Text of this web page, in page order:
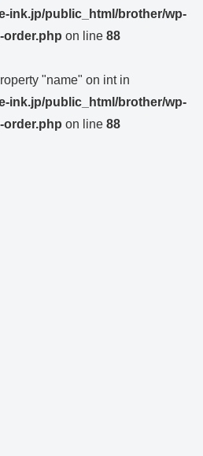
ink.jp/public_html/brother/wp-
on line 88
"name" on int in
ink.jp/public_html/brother/wp-
on line 88